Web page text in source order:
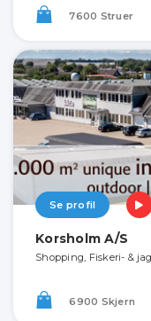
7600 Struer
Se profil
Korsholm A/S
Shopping, Fiskeri- &
6900 Skjern